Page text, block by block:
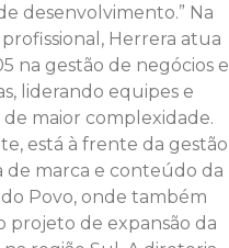
desenvolvimento.” Na
Herrera atua
na gestão de negócios e
liderando equipes e
maior complexidade.
está à frente da gestão
de marca e conteúdo da
Povo, onde também
projeto de expansão da